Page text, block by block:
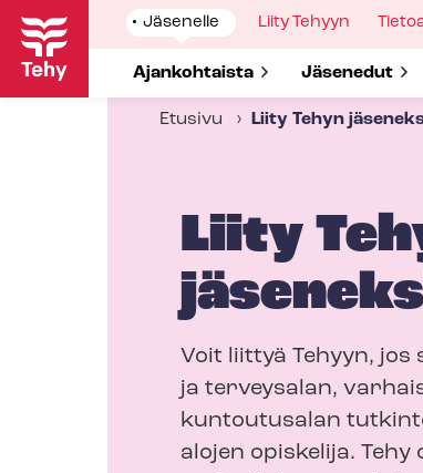
Hyppää
pääsisältöön
Show
submenu
Jäsenelle
Show submenu for
Ajankohtaista Show
Jäsenedut
Show
Liity Tehyyn
Show
Etusivu Liity Tehyn
Liity
Voit liittyä Tehyyn, jos
ja terveysalan,
kuntoutusalan
alojen opiskelija.